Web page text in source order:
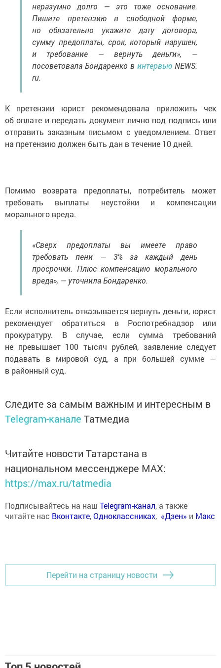
неразумно долго — это тоже основание.
Пишите претензию в свободной форме,
но обязательно укажите дату договора,
сумму предоплаты, срок, который нарушен,
и требование — вернуть деньги», —
посоветовала Бондаренко в интервью NEWS.
ru.
К претензии юрист рекомендовала приложить чек
об оплате и передать документ лично под подпись или
отправить заказным письмом с уведомлением. Ответ
на претензию должен быть дан в течение 10 дней.
Помимо возврата предоплаты, потребитель может
требовать выплаты неустойки и компенсации
морального вреда.
«Сверх предоплаты вы имеете право
требовать пени — 3% за каждый день
просрочки. Плюс компенсацию морального
вреда», — уточнила Бондаренко.
Если исполнитель отказывается вернуть деньги, юрист
рекомендует обратиться в Роспотребнадзор или
прокуратуру. В случае, если сумма требований
не превышает 100 тысяч рублей, заявление следует
подавать в мировой суд, а при большей сумме —
в районный суд.
Следите за самым важным и интересным в
Telegram-канале Татмедиа
Читайте новости Татарстана в
национальном мессенджере MАХ:
https://max.ru/tatmedia
Подписывайтесь на наш Telegram-канал, а также
читайте нас Вконтакте,Одноклассниках, «Дзен» и Макс
Перейти на страницу новости